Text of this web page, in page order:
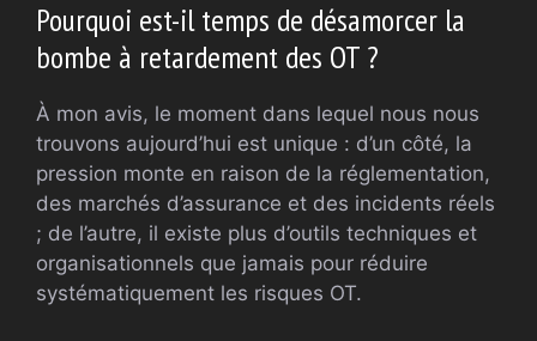
Pourquoi est-il temps de désamorcer la
bombe à retardement des OT ?
À mon avis, le moment dans lequel nous nous
trouvons aujourd’hui est unique : d’un côté, la
pression monte en raison de la réglementation,
des marchés d’assurance et des incidents réels
; de l’autre, il existe plus d’outils techniques et
organisationnels que jamais pour réduire
systématiquement les risques OT.